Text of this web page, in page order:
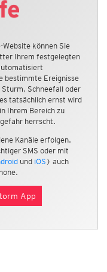
können Sie
Ihrem festgelegten
bestimmte Ereignisse
Schneefall oder
tatsächlich ernst wird
Ihrem Bereich zu
herrscht.
Kanäle erfolgen.
SMS oder mit
und iOS ) auch
App